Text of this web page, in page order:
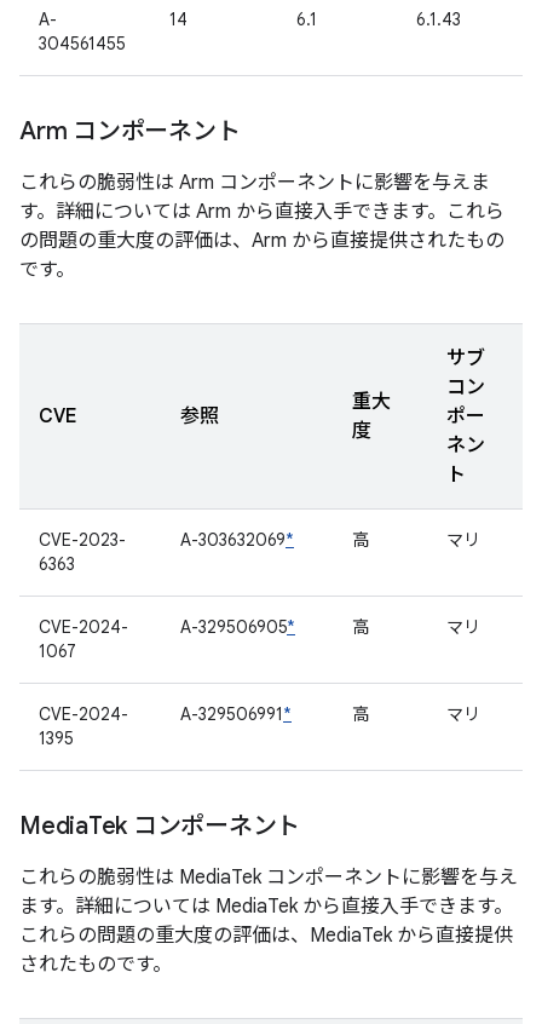
A-
304561455
14 6.1 6.1.43
Arm コンポーネント
これらの脆弱性は Arm コンポーネントに影響を与えま
す。詳細については Arm から直接入手できます。これら
の問題の重大度の評価は、Arm から直接提供されたもの
です。
CVE 参照
重大
度
サブ
コン
ポー
ネン
ト
CVE-2023-
6363
A-303632069* 高 マリ
CVE-2024-
1067
A-329506905* 高 マリ
CVE-2024-
1395
A-329506991* 高 マリ
MediaTek コンポーネント
これらの脆弱性は MediaTek コンポーネントに影響を与え
ます。詳細については MediaTek から直接入手できます。
これらの問題の重大度の評価は、MediaTek から直接提供
されたものです。